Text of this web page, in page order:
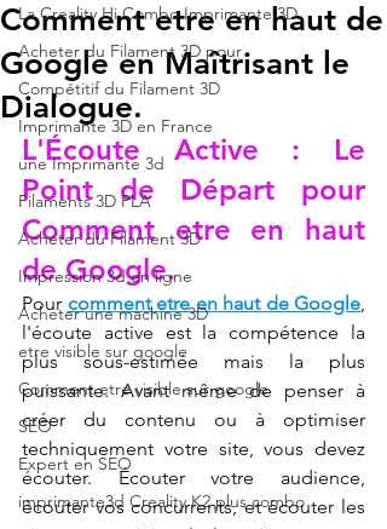
La Creality Hi Combo Imprimante 3D
Acheter du Filament 3D pour
Compétitif du Filament 3D
Imprimante 3D en France
une Imprimante 3d
Filaments 3D PLA
Acheter du Filament 3D
Impression 3d en ligne
Acheter une machine 3D
etre visible sur google
Comment etre visible sur google
SEO
Expert en SEO
imprimante3d Creality K2 plus combo
Comment etre en haut de
Google en Maîtrisant le
Dialogue.
L'Écoute Active : Le
Point de Départ pour
Comment etre en haut
de Google.
Pour comment etre en haut de Google,
l'écoute active est la compétence la
plus sous-estimée mais la plus
puissante. Avant même de penser à
créer du contenu ou à optimiser
techniquement votre site, vous devez
écouter. Écouter votre audience,
écouter vos concurrents, et écouter les